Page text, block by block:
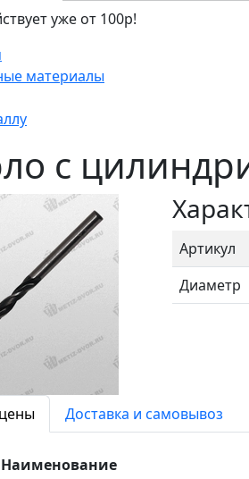
уже от 100р!
материалы
с
Артикул
Диаметр
Доставка и самовывоз
Наименование